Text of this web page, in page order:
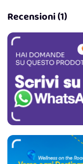
Recensioni (1)